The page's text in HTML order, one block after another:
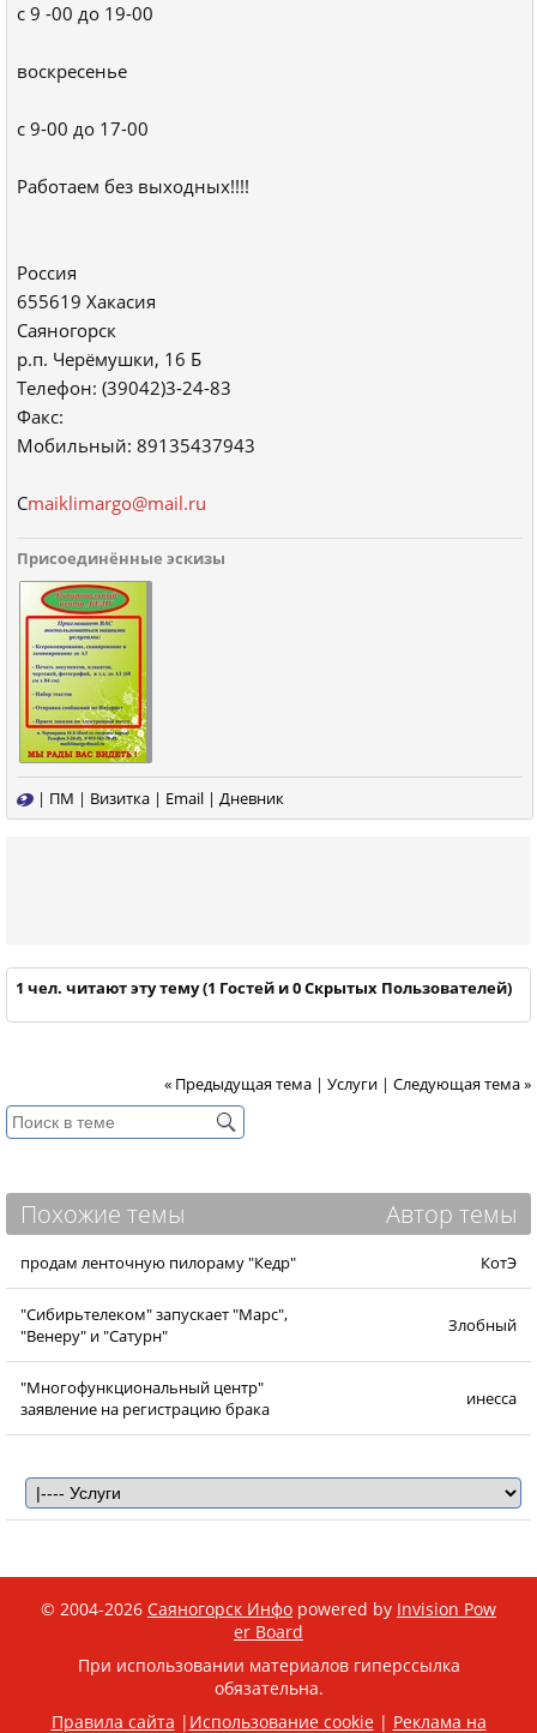
с 9 -00 до 19-00
воскресенье
с 9-00 до 17-00
Работаем без выходных!!!!
Россия
655619 Хакасия
Саяногорск
р.п. Черёмушки, 16 Б
Телефон: (39042)3-24-83
Факс:
Мобильный: 89135437943
Сmaiklimargo@mail.ru
Присоединённые эскизы
| ПМ | Визитка | Email | Дневник
1 чел. читают эту тему (1 Гостей и 0 Скрытых Пользователей)
« Предыдущая тема | Услуги | Следующая тема »
Похожие темы Автор темы
продам ленточную пилораму "Кедр" КотЭ
"Сибирьтелеком" запускает "Марс",
"Венеру" и "Сатурн"
Злобный
"Многофункциональный центр"
заявление на регистрацию брака
инесса
© 2004-2026 Саяногорск Инфо powered by Invision Pow
er Board
При использовании материалов гиперссылка
обязательна.
Правила сайта | Использование cookie| Реклама на